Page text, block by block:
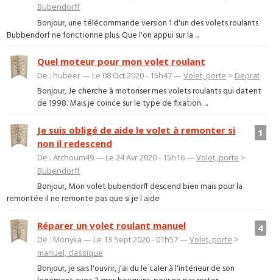
Bubendorff
Bonjour, une télécommande version 1 d'un des volets roulants
Bubbendorf ne fonctionne plus. Que l'on appui sur la ...
Quel moteur pour mon volet roulant
De : hubeer — Le 08 Oct 2020 - 15h47 —Volet, porte > Deprat
Bonjour, Je cherche à motoriser mes volets roulants qui datent
de 1998. Mais je coince sur le type de fixation. ...
1
Je suis obligé de aide le volet à remonter si
non il redescend
De : Atchoum49 — Le 24 Avr 2020 - 15h16 —Volet, porte >
Bubendorff
Bonjour, Mon volet bubendorff descend bien mais pour la
remontée il ne remonte pas que si je l aide
4
Réparer un volet roulant manuel
De : Monyka — Le 13 Sept 2020 - 01h57 —Volet, porte >
manuel, classique
Bonjour, je sais l'ouvrir, j'ai du le caler à l'intérieur de son